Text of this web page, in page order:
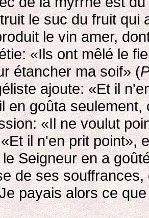
le suc du fruit qui
le vin amer,
«Ils ont mêlé le
étancher ma soif» (
ajoute: «Et il
en goûta
«Il ne voulut
il n'en prit point»,
Seigneur en a
de ses
payais alors ce